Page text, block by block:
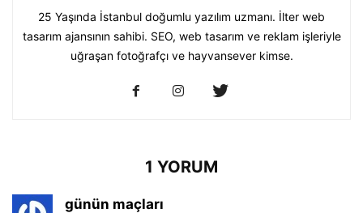
25 Yaşında İstanbul doğumlu yazılım uzmanı. İlter web
tasarım ajansının sahibi. SEO, web tasarım ve reklam işleriyle
uğraşan fotoğrafçı ve hayvansever kimse.
1 YORUM
günün maçları